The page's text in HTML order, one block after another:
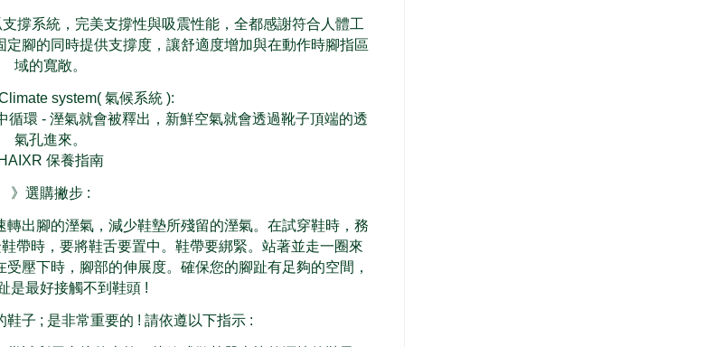
撐系統，完美支撐性與吸震性能，全都感謝符合人體工
腳的同時提供支撐度，讓舒適度增加與在動作時腳指區
域的寬敞。
system( 氣候系統 ):
環 - 溼氣就會被釋出，新鮮空氣就會透過靴子頂端的透
氣孔進來。
HAIXR 保養指南
》選購撇步 :
出腳的溼氣，減少鞋墊所殘留的溼氣。在試穿鞋時，務
帶時，要將鞋舌要置中。鞋帶要綁緊。站著並走一圈來
壓下時，腳部的伸展度。確保您的腳趾有足夠的空間，
是最好接觸不到鞋頭 !
鞋子 ; 是非常重要的 ! 請依遵以下指示 :